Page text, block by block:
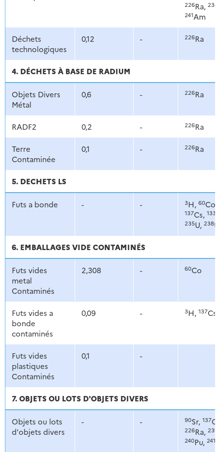
226Ra, 238
241Am
Déchets
technologiques
0,12 - 226Ra
4. DÉCHETS À BASE DE RADIUM
Objets Divers
Métal
0,6 - 226Ra
RADF2 0,2 - 226Ra
Terre
Contaminée
0,1 - 226Ra
5. DECHETS LS
Futs a bonde - - 3H, 60Co,
137Cs, 133
235U, 238U
6. EMBALLAGES VIDE CONTAMINÉS
Futs vides
metal
Contaminés
2,308 - 60Co
Futs vides a
bonde
contaminés
0,09 - 3H, 137Cs
Futs vides
plastiques
Contaminés
0,1 -
7. OBJETS OU LOTS D'OBJETS DIVERS
Objets ou lots
d'objets divers
- - 90Sr, 137
226Ra, 239
240Pu, 241